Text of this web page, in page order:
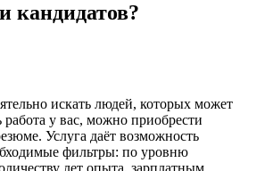
кандидатов?
искать людей, которых может
работа у вас, можно приобрести
Услуга даёт возможность
фильтры: по уровню
лет опыта, зарплатным